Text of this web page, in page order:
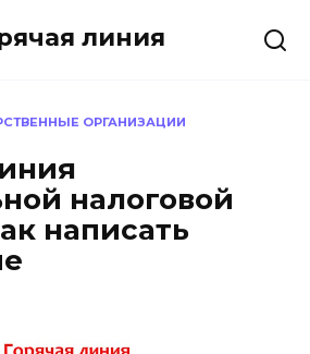
линия
ОРГАНИЗАЦИИ
налоговой
написать